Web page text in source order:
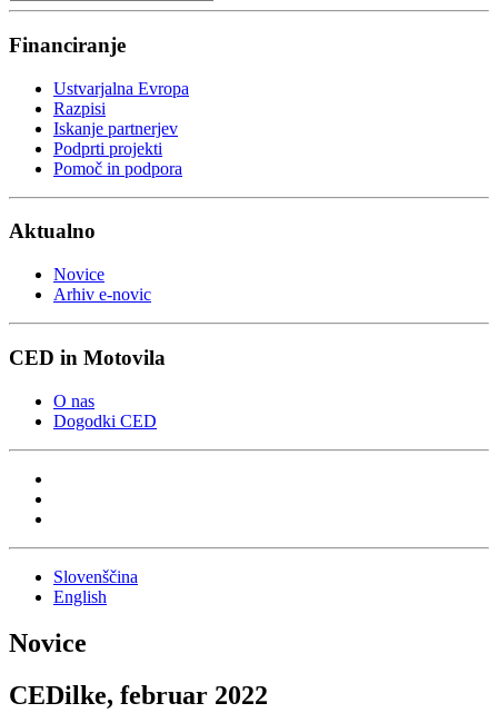
Financiranje
Ustvarjalna Evropa
Razpisi
Iskanje partnerjev
Podprti projekti
Pomoč in podpora
Aktualno
Novice
Arhiv e-novic
CED in Motovila
O nas
Dogodki CED
Slovenščina
English
Novice
CEDilke, februar 2022